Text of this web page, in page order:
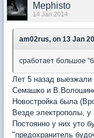
Mephisto
14 Jan 2014
am02rus, on 13 Jan
сработает большое
Лет 5 назад выезжали
Семашко и
Новостройка была
Везде электрополы,
Постоянно у них уто
"предохранитель